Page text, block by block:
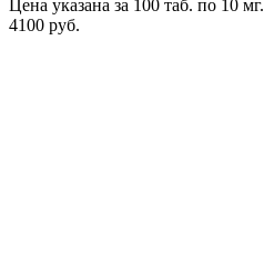
Цена указана за 100 таб. по 10 мг.
4100 руб.